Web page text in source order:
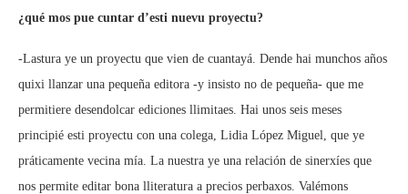
¿qué mos pue cuntar d’esti nuevu proyectu?
-Lastura ye un proyectu que vien de cuantayá. Dende hai munchos años
quixi llanzar una pequeña editora -y insisto no de pequeña- que me
permitiere desendolcar ediciones llimitaes. Hai unos seis meses
principié esti proyectu con una colega, Lidia López Miguel, que ye
práticamente vecina mía. La nuestra ye una relación de sinerxíes que
nos permite editar bona lliteratura a precios perbaxos. Valémons